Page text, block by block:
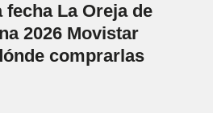
La Oreja de
2026 Movistar
comprarlas